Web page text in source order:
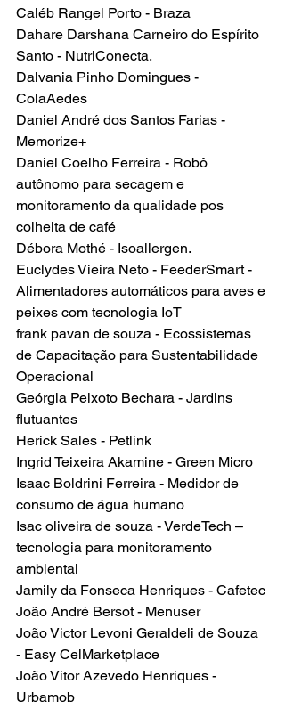
Caléb Rangel Porto - Braza
Dahare Darshana Carneiro do Espírito
Santo - NutriConecta.
Dalvania Pinho Domingues -
ColaAedes
Daniel André dos Santos Farias -
Memorize+
Daniel Coelho Ferreira - Robô
autônomo para secagem e
monitoramento da qualidade pos
colheita de café
Débora Mothé - Isoallergen.
Euclydes Vieira Neto - FeederSmart -
Alimentadores automáticos para aves e
peixes com tecnologia IoT
frank pavan de souza - Ecossistemas
de Capacitação para Sustentabilidade
Operacional
Geórgia Peixoto Bechara - Jardins
flutuantes
Herick Sales - Petlink
Ingrid Teixeira Akamine - Green Micro
Isaac Boldrini Ferreira - Medidor de
consumo de água humano
Isac oliveira de souza - VerdeTech –
tecnologia para monitoramento
ambiental
Jamily da Fonseca Henriques - Cafetec
João André Bersot - Menuser
João Victor Levoni Geraldeli de Souza
- Easy CelMarketplace
João Vitor Azevedo Henriques -
Urbamob